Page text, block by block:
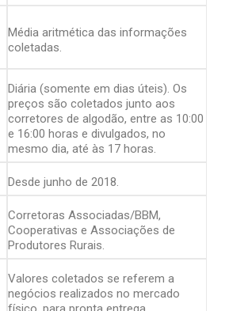
Média aritmética das informações
coletadas.
Diária (somente em dias úteis). Os
preços são coletados junto aos
corretores de algodão, entre as 10:00
e 16:00 horas e divulgados, no
mesmo dia, até às 17 horas.
Desde junho de 2018.
Corretoras Associadas/BBM,
Cooperativas e Associações de
Produtores Rurais.
Valores coletados se referem a
negócios realizados no mercado